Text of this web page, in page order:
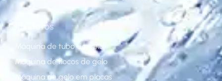
Produtos
Máquina de tubo de gelo
Máquina de flocos de gelo
Máquina de gelo em placas